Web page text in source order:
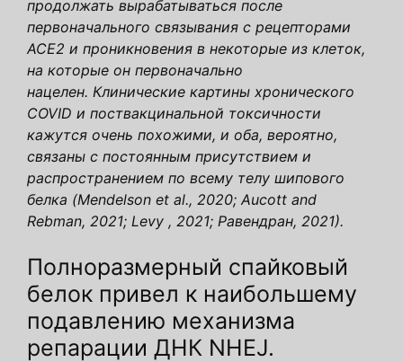
продолжать вырабатываться после
первоначального связывания с рецепторами
ACE2 и проникновения в некоторые из клеток,
на которые он первоначально
нацелен. Клинические картины хронического
COVID и поствакцинальной токсичности
кажутся очень похожими, и оба, вероятно,
связаны с постоянным присутствием и
распространением по всему телу шипового
белка (Mendelson et al., 2020; Aucott and
Rebman, 2021; Levy , 2021; Равендран, 2021).
Полноразмерный спайковый
белок привел к наибольшему
подавлению механизма
репарации ДНК NHEJ.